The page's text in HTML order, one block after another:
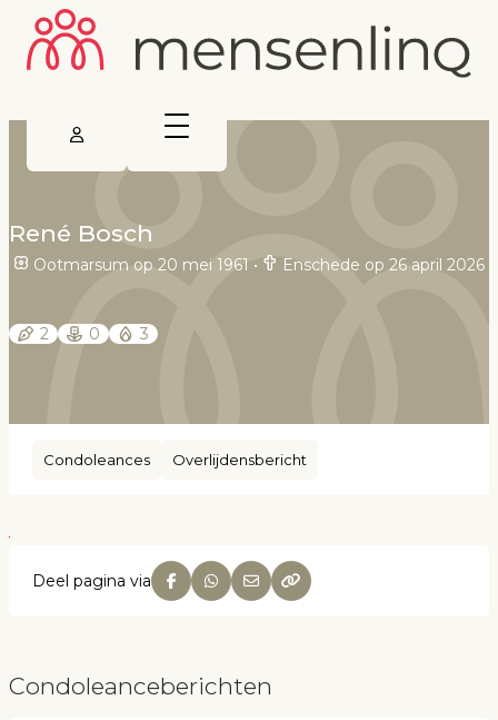
René Bosch
Ootmarsum op 20 mei 1961 • Enschede op 26 april 2026
2 0 3
Condoleances Overlijdensbericht
Deel pagina via
Condoleanceberichten